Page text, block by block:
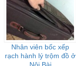
Nhân viên bốc xếp
rạch hành lý trộm đồ ở